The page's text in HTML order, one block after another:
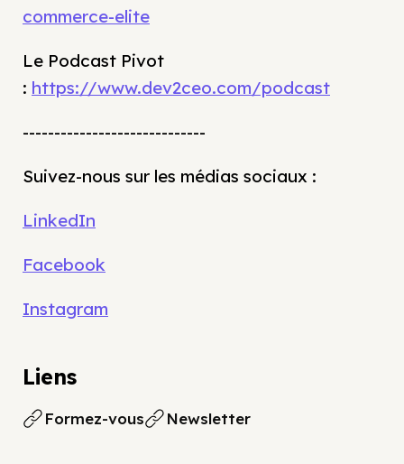
commerce-elite
Le Podcast Pivot
: https://www.dev2ceo.com/podcast
-----------------------------
Suivez-nous sur les médias sociaux :
LinkedIn
Facebook
Instagram
Liens
Formez-vous Newsletter